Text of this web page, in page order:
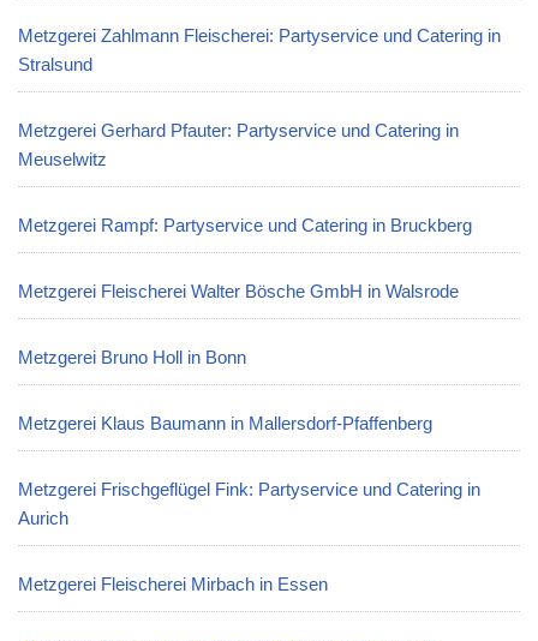
Metzgerei Zahlmann Fleischerei: Partyservice und Catering in
Stralsund
Metzgerei Gerhard Pfauter: Partyservice und Catering in
Meuselwitz
Metzgerei Rampf: Partyservice und Catering in Bruckberg
Metzgerei Fleischerei Walter Bösche GmbH in Walsrode
Metzgerei Bruno Holl in Bonn
Metzgerei Klaus Baumann in Mallersdorf-Pfaffenberg
Metzgerei Frischgeflügel Fink: Partyservice und Catering in
Aurich
Metzgerei Fleischerei Mirbach in Essen